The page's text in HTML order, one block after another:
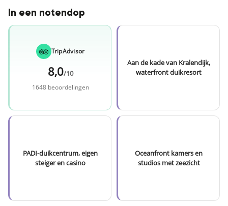
In een notendop
TripAdvisor
8,0/10
1648 beoordelingen
Aan de kade van Kralendijk,
waterfront duikresort
PADI-duikcentrum, eigen
steiger en casino
Oceanfront kamers en
studios met zeezicht